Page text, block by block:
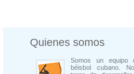
Quienes somos
Somos un equipo
béisbol cubano.